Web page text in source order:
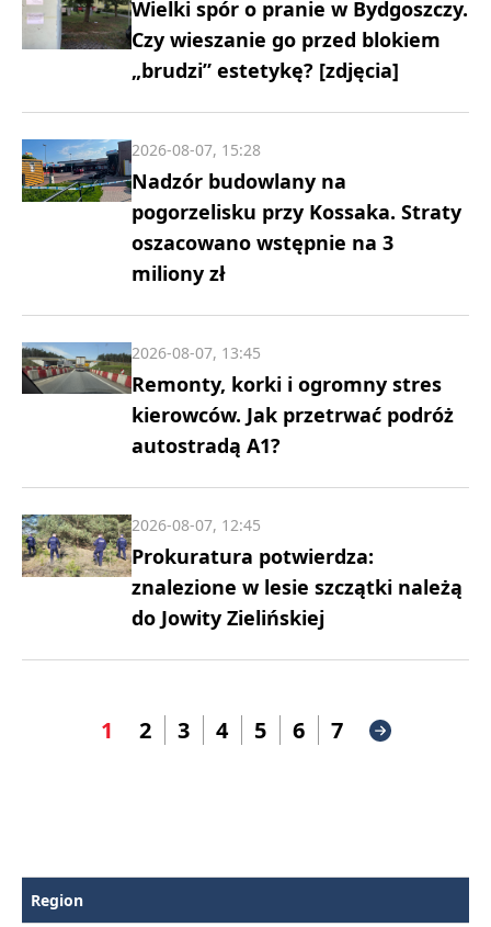
Wielki spór o pranie w Bydgoszczy.
Czy wieszanie go przed blokiem
„brudzi” estetykę? [zdjęcia]
Nadzór budowlany na
pogorzelisku przy Kossaka. Straty
oszacowano wstępnie na 3
miliony zł
2026-08-07, 15:28
Remonty, korki i ogromny stres
kierowców. Jak przetrwać podróż
autostradą A1?
2026-08-07, 13:45
Prokuratura potwierdza:
znalezione w lesie szczątki należą
do Jowity Zielińskiej
2026-08-07, 12:45
1 2 3 4 5 6 7
Region